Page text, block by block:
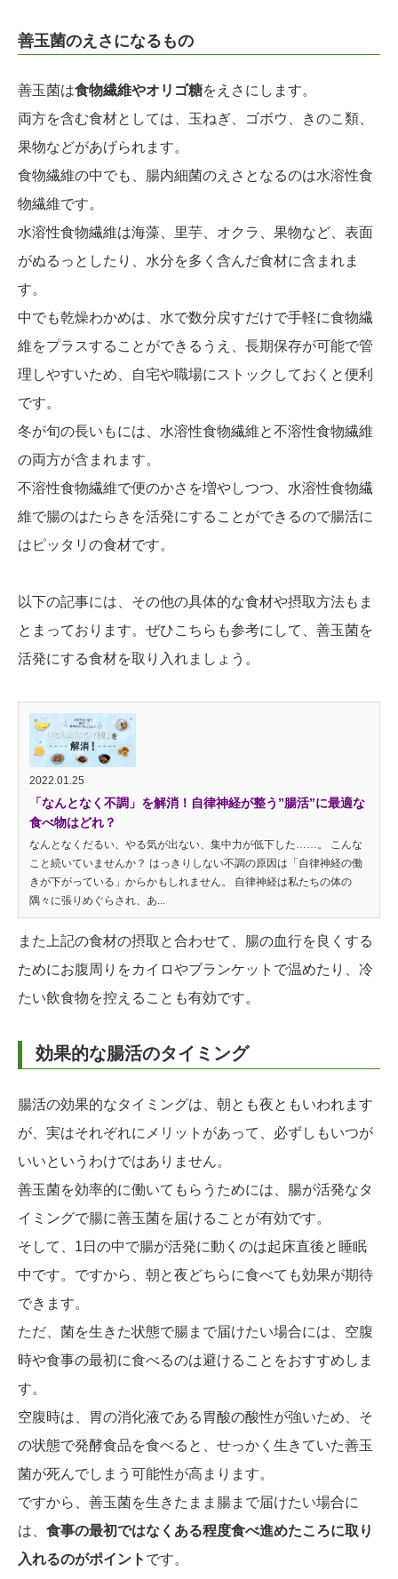
善玉菌のえさになるもの
善玉菌は食物繊維やオリゴ糖をえさにします。
両方を含む食材としては、玉ねぎ、ゴボウ、きのこ類、
果物などがあげられます。
食物繊維の中でも、腸内細菌のえさとなるのは水溶性食
物繊維です。
水溶性食物繊維は海藻、里芋、オクラ、果物など、表面
がぬるっとしたり、水分を多く含んだ食材に含まれま
す。
中でも乾燥わかめは、水で数分戻すだけで手軽に食物繊
維をプラスすることができるうえ、長期保存が可能で管
理しやすいため、自宅や職場にストックしておくと便利
です。
冬が旬の長いもには、水溶性食物繊維と不溶性食物繊維
の両方が含まれます。
不溶性食物繊維で便のかさを増やしつつ、水溶性食物繊
維で腸のはたらきを活発にすることができるので腸活に
はピッタリの食材です。
以下の記事には、その他の具体的な食材や摂取方法もま
とまっております。ぜひこちらも参考にして、善玉菌を
活発にする食材を取り入れましょう。
2022.01.25
「なんとなく不調」を解消！自律神経が整う”腸活”に最適な
食べ物はどれ？
なんとなくだるい、やる気が出ない、集中力が低下した……。 こんな
こと続いていませんか？ はっきりしない不調の原因は「自律神経の働
きが下がっている」からかもしれません。 自律神経は私たちの体の
隅々に張りめぐらされ、あ...
また上記の食材の摂取と合わせて、腸の血行を良くする
ためにお腹周りをカイロやブランケットで温めたり、冷
たい飲食物を控えることも有効です。
効果的な腸活のタイミング
腸活の効果的なタイミングは、朝とも夜ともいわれます
が、実はそれぞれにメリットがあって、必ずしもいつが
いいというわけではありません。
善玉菌を効率的に働いてもらうためには、腸が活発なタ
イミングで腸に善玉菌を届けることが有効です。
そして、1日の中で腸が活発に動くのは起床直後と睡眠
中です。ですから、朝と夜どちらに食べても効果が期待
できます。
ただ、菌を生きた状態で腸まで届けたい場合には、空腹
時や食事の最初に食べるのは避けることをおすすめしま
す。
空腹時は、胃の消化液である胃酸の酸性が強いため、そ
の状態で発酵食品を食べると、せっかく生きていた善玉
菌が死んでしまう可能性が高まります。
ですから、善玉菌を生きたまま腸まで届けたい場合に
は、 食事の最初ではなくある程度食べ進めたころに取り
入れるのがポイント です。